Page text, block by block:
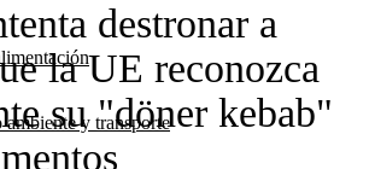
y transporte
destronar a
la UE reconozca
su "döner kebab"